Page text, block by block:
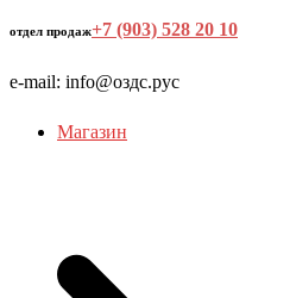
отдел продаж+7 (903) 528 20 10
e-mail: info@оздс.рус
Магазин